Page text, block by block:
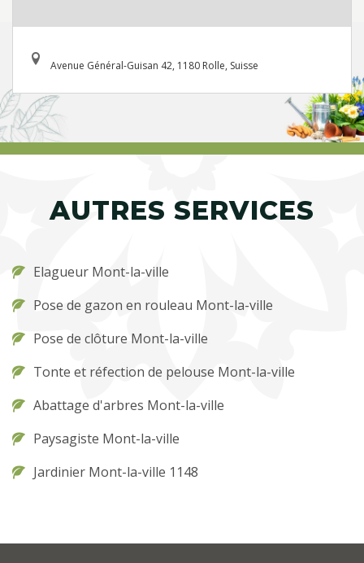
Avenue Général-Guisan 42, 1180 Rolle, Suisse
AUTRES SERVICES
Elagueur Mont-la-ville
Pose de gazon en rouleau Mont-la-ville
Pose de clôture Mont-la-ville
Tonte et réfection de pelouse Mont-la-ville
Abattage d'arbres Mont-la-ville
Paysagiste Mont-la-ville
Jardinier Mont-la-ville 1148